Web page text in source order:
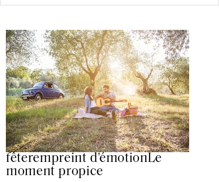
fêterempreint d'émotionLe
moment propice